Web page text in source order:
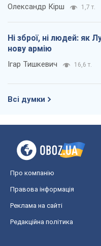
Олександр Кірш 1,7 т.
Ні зброї, ні людей: як
нову армію
Ігар Тишкевич 16,6 т.
Всі думки
Про компанію
Правова інформація
Реклама на сайті
Редакційна політика